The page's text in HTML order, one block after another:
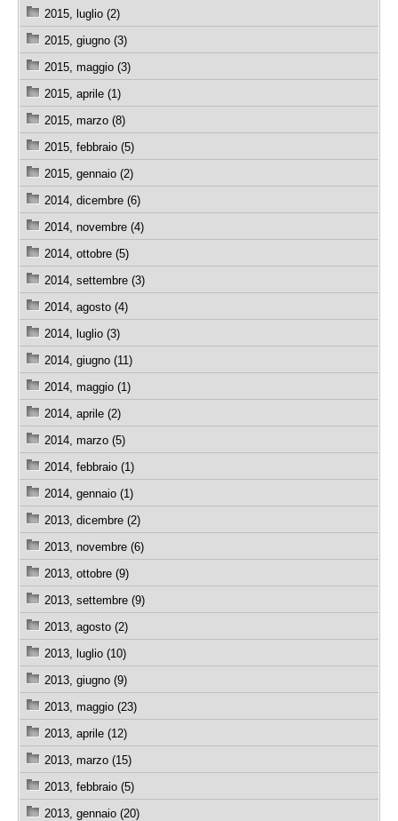
2015, luglio (2)
2015, giugno (3)
2015, maggio (3)
2015, aprile (1)
2015, marzo (8)
2015, febbraio (5)
2015, gennaio (2)
2014, dicembre (6)
2014, novembre (4)
2014, ottobre (5)
2014, settembre (3)
2014, agosto (4)
2014, luglio (3)
2014, giugno (11)
2014, maggio (1)
2014, aprile (2)
2014, marzo (5)
2014, febbraio (1)
2014, gennaio (1)
2013, dicembre (2)
2013, novembre (6)
2013, ottobre (9)
2013, settembre (9)
2013, agosto (2)
2013, luglio (10)
2013, giugno (9)
2013, maggio (23)
2013, aprile (12)
2013, marzo (15)
2013, febbraio (5)
2013, gennaio (20)